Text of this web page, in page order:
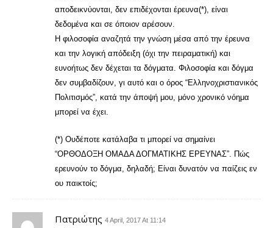
αποδεικνύονται, δεν επιδέχονται έρευνα(*), είναι
δεδομένα και σε όποιον αρέσουν.
Η φιλοσοφία αναζητά την γνώση μέσα από την έρευνα
και την λογική απόδειξη (όχι την πειραματική) και
ευνοήτως δεν δέχεται τα δόγματα. Φιλοσοφία και δόγμα
δεν συμβαδίζουν, γι αυτό και ο όρος “Ελληνοχριστιανικός
Πολιτισμός”, κατά την άποψή μου, μόνο χρονικό νόημα
μπορεί να έχει.
(*) Ουδέποτε κατάλαβα τι μπορεί να σημαίνει
“ΟΡΘΟΔΟΞΗ ΟΜΑΔΑ ΔΟΓΜΑΤΙΚΗΣ ΕΡΕΥΝΑΣ”. Πώς
ερευνούν το δόγμα, δηλαδή; Είναι δυνατόν να παίζεις εν
ου παικτοίς;
Πατριώτης 4 April, 2017 At 11:14